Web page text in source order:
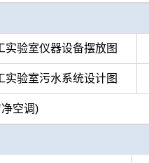
实验室仪器设备摆放图
实验室污水系统设计图
空调)